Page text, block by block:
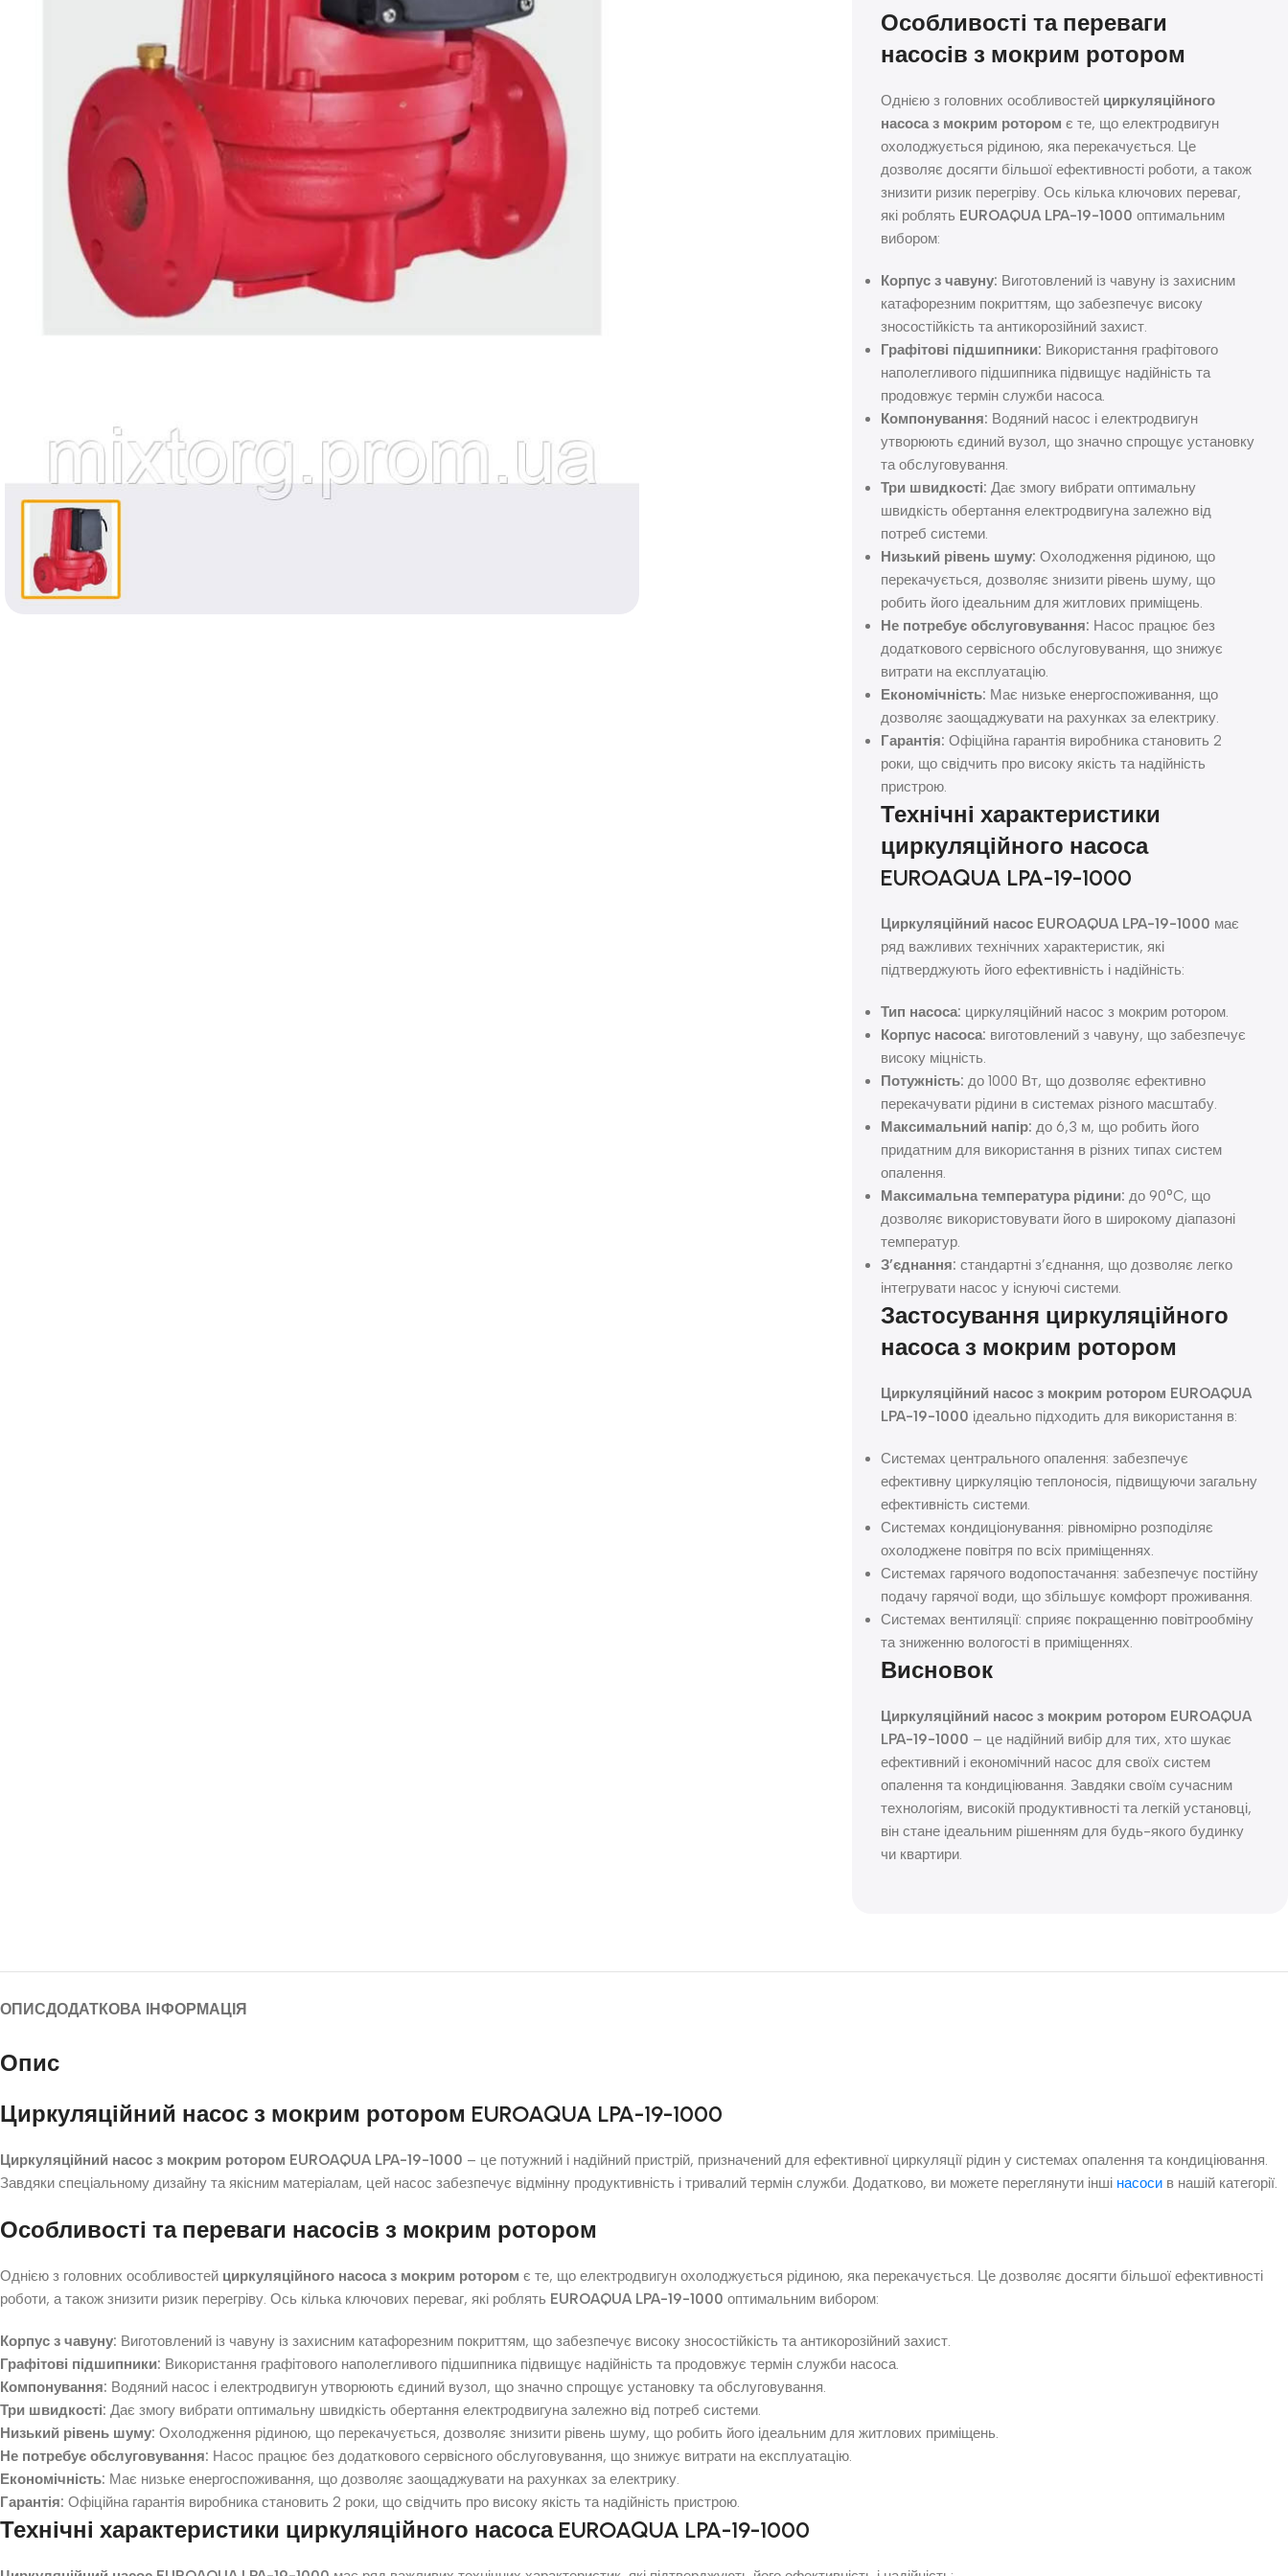
Особливості та переваги
насосів з мокрим ротором
Однією з головних особливостей циркуляційного
насоса з мокрим ротором є те, що електродвигун
охолоджується рідиною, яка перекачується. Це
дозволяє досягти більшої ефективності роботи, а також
знизити ризик перегріву. Ось кілька ключових переваг,
які роблять EUROAQUA LPA-19-1000 оптимальним
вибором:
Корпус з чавуну: Виготовлений із чавуну із захисним
катафорезним покриттям, що забезпечує високу
зносостійкість та антикорозійний захист.
Графітові підшипники: Використання графітового
наполегливого підшипника підвищує надійність та
продовжує термін служби насоса.
Компонування: Водяний насос і електродвигун
утворюють єдиний вузол, що значно спрощує установку
та обслуговування.
Три швидкості: Дає змогу вибрати оптимальну
швидкість обертання електродвигуна залежно від
потреб системи.
Низький рівень шуму: Охолодження рідиною, що
перекачується, дозволяє знизити рівень шуму, що
робить його ідеальним для житлових приміщень.
Не потребує обслуговування: Насос працює без
додаткового сервісного обслуговування, що знижує
витрати на експлуатацію.
Економічність: Має низьке енергоспоживання, що
дозволяє заощаджувати на рахунках за електрику.
Гарантія: Офіційна гарантія виробника становить 2
роки, що свідчить про високу якість та надійність
пристрою.
Технічні характеристики
циркуляційного насоса
EUROAQUA LPA-19-1000
Циркуляційний насос EUROAQUA LPA-19-1000 має
ряд важливих технічних характеристик, які
підтверджують його ефективність і надійність:
Тип насоса: циркуляційний насос з мокрим ротором.
Корпус насоса: виготовлений з чавуну, що забезпечує
високу міцність.
Потужність: до 1000 Вт, що дозволяє ефективно
перекачувати рідини в системах різного масштабу.
Максимальний напір: до 6,3 м, що робить його
придатним для використання в різних типах систем
опалення.
Максимальна температура рідини: до 90°C, що
дозволяє використовувати його в широкому діапазоні
температур.
З’єднання: стандартні з’єднання, що дозволяє легко
інтегрувати насос у існуючі системи.
Застосування циркуляційного
насоса з мокрим ротором
Циркуляційний насос з мокрим ротором EUROAQUA
LPA-19-1000 ідеально підходить для використання в:
Системах центрального опалення: забезпечує
ефективну циркуляцію теплоносія, підвищуючи загальну
ефективність системи.
Системах кондиціонування: рівномірно розподіляє
охолоджене повітря по всіх приміщеннях.
Системах гарячого водопостачання: забезпечує постійну
подачу гарячої води, що збільшує комфорт проживання.
Системах вентиляції: сприяє покращенню повітрообміну
та зниженню вологості в приміщеннях.
Висновок
Циркуляційний насос з мокрим ротором EUROAQUA
LPA-19-1000 – це надійний вибір для тих, хто шукає
ефективний і економічний насос для своїх систем
опалення та кондиціювання. Завдяки своїм сучасним
технологіям, високій продуктивності та легкій установці,
він стане ідеальним рішенням для будь-якого будинку
чи квартири.
ОПИСДОДАТКОВА ІНФОРМАЦІЯ
Опис
Циркуляційний насос з мокрим ротором EUROAQUA LPA-19-1000
Циркуляційний насос з мокрим ротором EUROAQUA LPA-19-1000 – це потужний і надійний пристрій, призначений для ефективної циркуляції рідин у системах опалення та кондиціювання.
Завдяки спеціальному дизайну та якісним матеріалам, цей насос забезпечує відмінну продуктивність і тривалий термін служби. Додатково, ви можете переглянути інші насоси в нашій категорії.
Особливості та переваги насосів з мокрим ротором
Однією з головних особливостей циркуляційного насоса з мокрим ротором є те, що електродвигун охолоджується рідиною, яка перекачується. Це дозволяє досягти більшої ефективності
роботи, а також знизити ризик перегріву. Ось кілька ключових переваг, які роблять EUROAQUA LPA-19-1000 оптимальним вибором:
Корпус з чавуну: Виготовлений із чавуну із захисним катафорезним покриттям, що забезпечує високу зносостійкість та антикорозійний захист.
Графітові підшипники: Використання графітового наполегливого підшипника підвищує надійність та продовжує термін служби насоса.
Компонування: Водяний насос і електродвигун утворюють єдиний вузол, що значно спрощує установку та обслуговування.
Три швидкості: Дає змогу вибрати оптимальну швидкість обертання електродвигуна залежно від потреб системи.
Низький рівень шуму: Охолодження рідиною, що перекачується, дозволяє знизити рівень шуму, що робить його ідеальним для житлових приміщень.
Не потребує обслуговування: Насос працює без додаткового сервісного обслуговування, що знижує витрати на експлуатацію.
Економічність: Має низьке енергоспоживання, що дозволяє заощаджувати на рахунках за електрику.
Гарантія: Офіційна гарантія виробника становить 2 роки, що свідчить про високу якість та надійність пристрою.
Технічні характеристики циркуляційного насоса EUROAQUA LPA-19-1000